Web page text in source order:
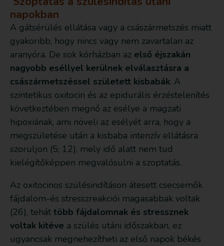
napokban
A gátsérülés ellátása vagy a császármetszés miatt
gyakoribb, hogy nincs vagy nem zavartalan az
aranyóra. De sok kórházban az első éjszakán
nagyobb eséllyel kerülnek elválasztásra a
császármetszéssel született kisbabák. A
szintetikus oxitocin és az epidurális érzéstelenítés
következtében megnő az esélye a magzati
hipoxiának, ami növeli az esélyét arra, hogy a
megszületése után a kisbaba intenzív ellátásra
szoruljon (5; 12), mely idő alatt nem tud
kielégítőképpen megvalósulni a szoptatás.
Az oxitocinos szülésindításon átesett csecsemők
fájdalom-és stresszreakciói magasabbak voltak
(26), tehát több fájdalomnak és stressznek
voltak kitéve a szülés utáni időszakban, ez
ugyancsak megnehezítheti az első napok békés